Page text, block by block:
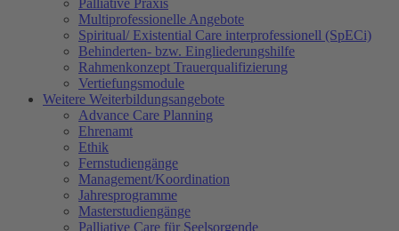
Palliative Praxis
Multiprofessionelle Angebote
Spiritual/ Existential Care interprofessionell (SpECi)
Behinderten- bzw. Eingliederungshilfe
Rahmenkonzept Trauerqualifizierung
Vertiefungsmodule
Weitere Weiterbildungsangebote
Advance Care Planning
Ehrenamt
Ethik
Fernstudiengänge
Management/Koordination
Jahresprogramme
Masterstudiengänge
Palliative Care für Seelsorgende